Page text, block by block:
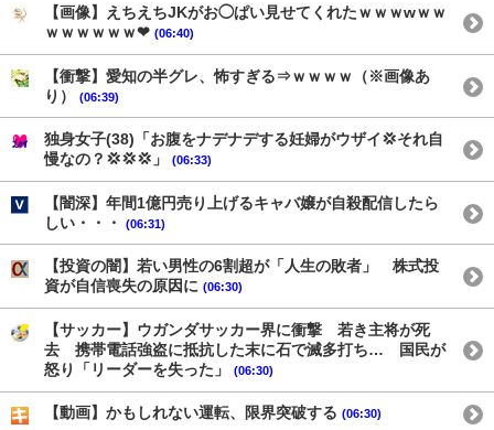
【画像】えちえちJKがお◯ぱい見せてくれたｗｗｗwｗｗ
ｗｗｗｗｗｗ❤ (06:40)
【衝撃】愛知の半グレ、怖すぎる⇒ｗｗｗｗ（※画像あ
り）
(06:39)
独身女子(38)「お腹をナデナデする妊婦がウザイ💢それ自
慢なの？💢💢💢」
(06:33)
【闇深】年間1億円売り上げるキャバ嬢が自殺配信したら
しい・・・
(06:31)
【投資の闇】若い男性の6割超が「人生の敗者」 株式投
資が自信喪失の原因に (06:30)
【サッカー】ウガンダサッカー界に衝撃 若き主将が死
去 携帯電話強盗に抵抗した末に石で滅多打ち… 国民が
怒り「リーダーを失った」
(06:30)
【動画】かもしれない運転、限界突破する (06:30)